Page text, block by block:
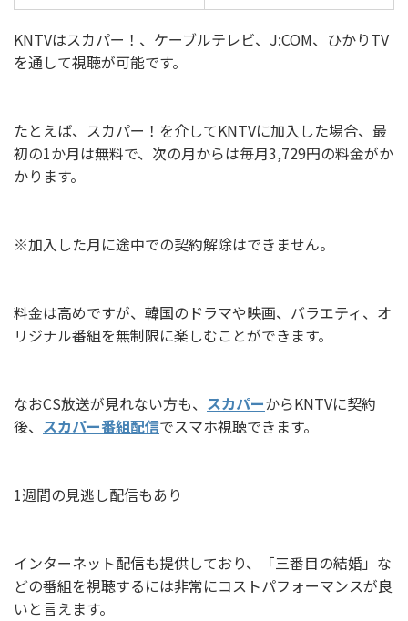
KNTVはスカパー！、ケーブルテレビ、J:COM、ひかりTV
を通して視聴が可能です。
たとえば、スカパー！を介してKNTVに加入した場合、最
初の1か月は無料で、次の月からは毎月3,729円の料金がか
かります。
※加入した月に途中での契約解除はできません。
料金は高めですが、韓国のドラマや映画、バラエティ、オ
リジナル番組を無制限に楽しむことができます。
なおCS放送が見れない方も、 スカパーからKNTVに契約
後、 スカパー番組配信でスマホ視聴できます。
1週間の見逃し配信もあり
インターネット配信も提供しており、「三番目の結婚」な
どの番組を視聴するには非常にコストパフォーマンスが良
いと言えます。